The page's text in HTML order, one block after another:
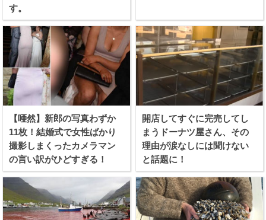
す。
【唖然】新郎の写真わずか
11枚！結婚式で女性ばかり
撮影しまくったカメラマン
の言い訳がひどすぎる！
開店してすぐに完売してし
まうドーナツ屋さん、その
理由が涙なしには聞けない
と話題に！